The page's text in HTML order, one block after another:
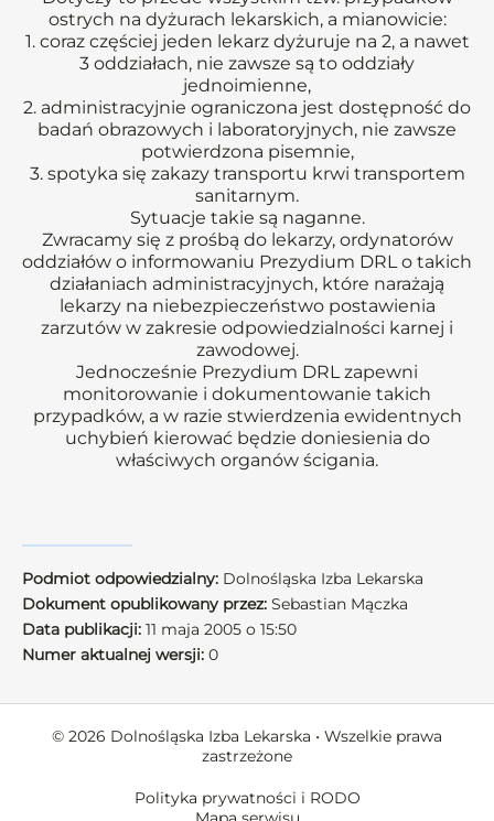
ostrych na dyżurach lekarskich, a mianowicie:
1. coraz częściej jeden lekarz dyżuruje na 2, a nawet
3 oddziałach, nie zawsze są to oddziały
jednoimienne,
2. administracyjnie ograniczona jest dostępność do
badań obrazowych i laboratoryjnych, nie zawsze
potwierdzona pisemnie,
3. spotyka się zakazy transportu krwi transportem
sanitarnym.
Sytuacje takie są naganne.
Zwracamy się z prośbą do lekarzy, ordynatorów
oddziałów o informowaniu Prezydium DRL o takich
działaniach administracyjnych, które narażają
lekarzy na niebezpieczeństwo postawienia
zarzutów w zakresie odpowiedzialności karnej i
zawodowej.
Jednocześnie Prezydium DRL zapewni
monitorowanie i dokumentowanie takich
przypadków, a w razie stwierdzenia ewidentnych
uchybień kierować będzie doniesienia do
właściwych organów ścigania.
Podmiot odpowiedzialny: Dolnośląska Izba Lekarska
Dokument opublikowany przez: Sebastian Mączka
Data publikacji: 11 maja 2005 o 15:50
Numer aktualnej wersji: 0
© 2026 Dolnośląska Izba Lekarska • Wszelkie prawa
zastrzeżone
Polityka prywatności i RODO